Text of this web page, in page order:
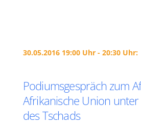
30.05.2016 19:00 Uhr - 20:30 Uhr:
Podiumsgespräch zum
Afrikanische Union
des Tschads